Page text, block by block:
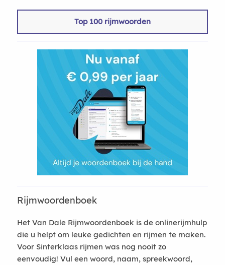
Top 100 rijmwoorden
Rijmwoordenboek
Het Van Dale Rijmwoordenboek is de onlinerijmhulp
die u helpt om leuke gedichten en rijmen te maken.
Voor Sinterklaas rijmen was nog nooit zo
eenvoudig! Vul een woord, naam, spreekwoord,